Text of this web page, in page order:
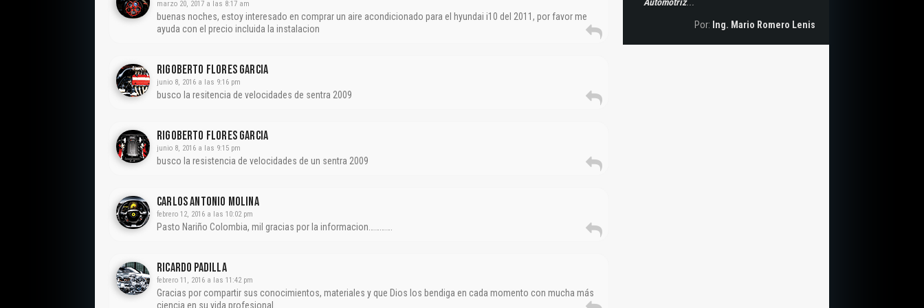
marzo 20, 2017 a las 8:17 am
buenas noches, estoy interesado en comprar un aire acondicionado para el hyundai i10 del 2011, por favor me
ayuda con el precio incluida la instalacion
Rigoberto Flores Garcia
junio 8, 2016 a las 9:16 pm
busco la resitencia de velocidades de sentra 2009
Rigoberto Flores Garcia
junio 8, 2016 a las 9:15 pm
busco la resistencia de velocidades de un sentra 2009
CARLOS ANTONIO MOLINA
febrero 12, 2016 a las 10:02 pm
Pasto Nariño Colombia, mil gracias por la informacion………….
Ricardo Padilla
febrero 11, 2016 a las 11:42 pm
Gracias por compartir sus conocimientos, materiales y que Dios los bendiga en cada momento con mucha más
ciencia en su vida profesional.
Por: Ing. Mario Romero Lenis